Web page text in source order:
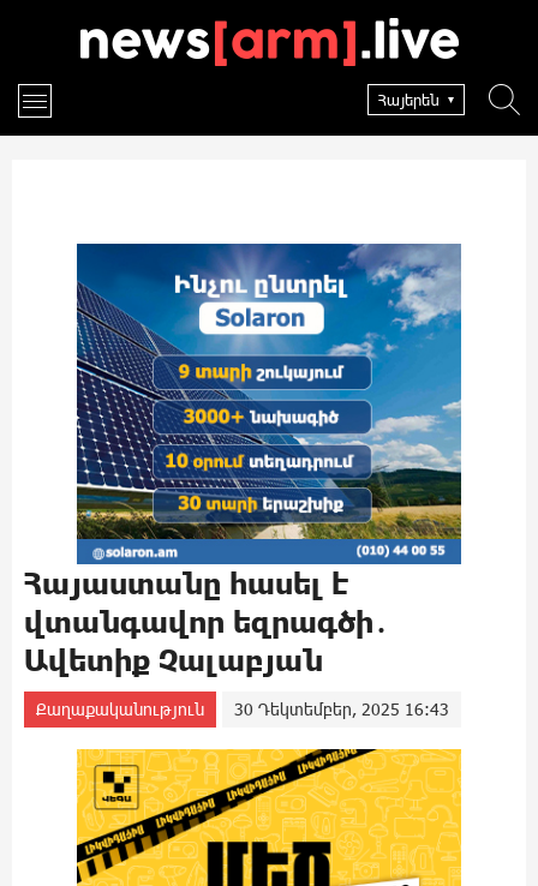
Հայերեն
Հայաստանը հասել է
վտանգավոր եզրագծի․
Ավետիք Չալաբյան
Քաղաքականություն 30 Դեկտեմբեր, 2025 16:43